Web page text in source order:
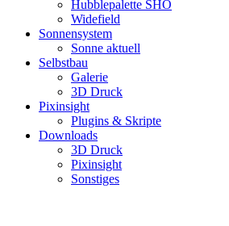
Hubblepalette SHO
Widefield
Sonnensystem
Sonne aktuell
Selbstbau
Galerie
3D Druck
Pixinsight
Plugins & Skripte
Downloads
3D Druck
Pixinsight
Sonstiges